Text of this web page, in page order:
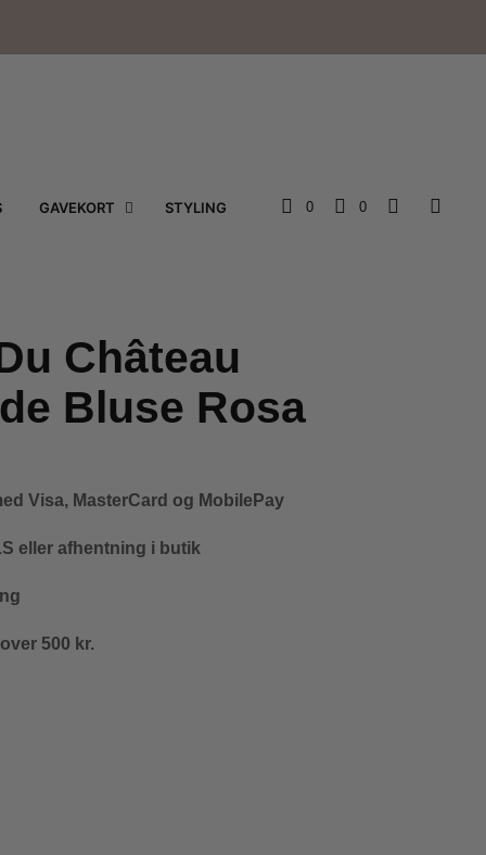
GAVEKORT STYLING 0 0
Château
Bluse Rosa
Visa, MasterCard og MobilePay
eller afhentning i butik
500 kr.